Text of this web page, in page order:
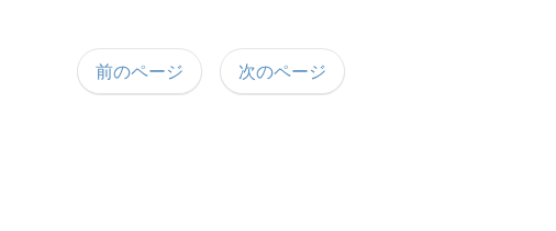
前のページ 次のページ